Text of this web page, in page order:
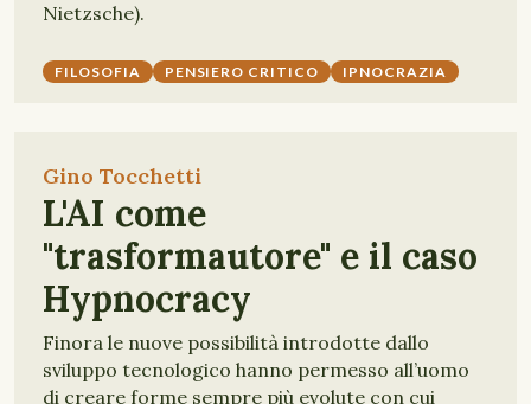
Nietzsche).
FILOSOFIA PENSIERO CRITICO IPNOCRAZIA
Gino Tocchetti
L'AI come
"trasformautore" e il caso
Hypnocracy
Finora le nuove possibilità introdotte dallo
sviluppo tecnologico hanno permesso all’uomo
di creare forme sempre più evolute con cui